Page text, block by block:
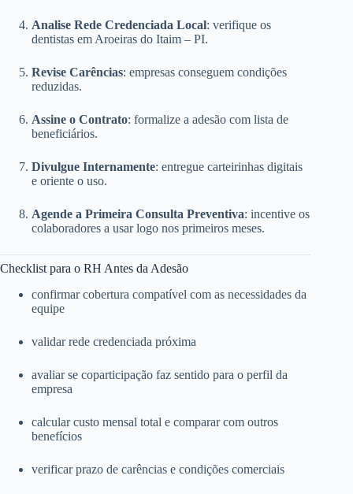
Analise Rede Credenciada Local: verifique os
dentistas em Aroeiras do Itaim – PI.
Revise Carências: empresas conseguem condições
reduzidas.
Assine o Contrato: formalize a adesão com lista de
beneficiários.
Divulgue Internamente: entregue carteirinhas digitais
e oriente o uso.
Agende a Primeira Consulta Preventiva: incentive os
colaboradores a usar logo nos primeiros meses.
Checklist para o RH Antes da Adesão
confirmar cobertura compatível com as necessidades da
equipe
validar rede credenciada próxima
avaliar se coparticipação faz sentido para o perfil da
empresa
calcular custo mensal total e comparar com outros
benefícios
verificar prazo de carências e condições comerciais